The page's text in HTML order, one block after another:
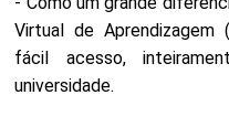
Virtual de Aprendizagem
fácil acesso,
universidade.